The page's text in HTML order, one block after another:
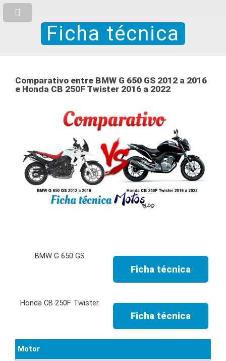
Ficha técnica
Comparativo entre BMW G 650 GS 2012 a 2016
e Honda CB 250F Twister 2016 a 2022
Ficha técnica
Ficha técnica
Motor